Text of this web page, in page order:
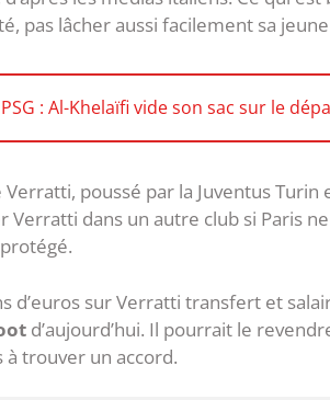
pas lâcher aussi facilement sa
: Al-Khelaïfi vide son sac sur le
Verratti, poussé par la Juventus
Verratti dans un autre club si Paris
d’euros sur Verratti transfert et
d’aujourd’hui. Il pourrait le
à trouver un accord.